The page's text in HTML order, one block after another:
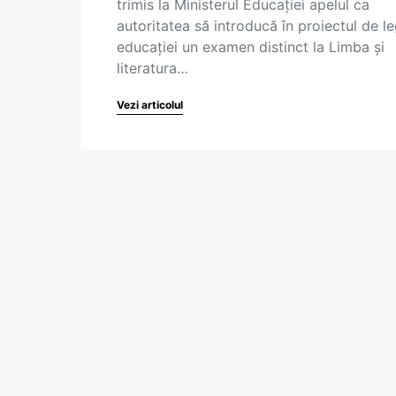
trimis la Ministerul Educației apelul ca
autoritatea să introducă în proiectul de
educației un examen distinct la Limba și
literatura…
Vezi articolul